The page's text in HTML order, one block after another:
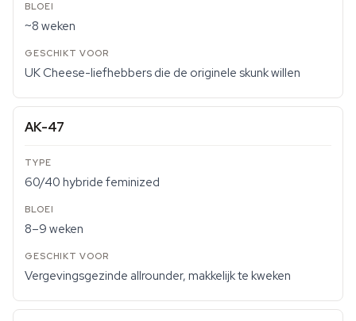
~8 weken
UK Cheese-liefhebbers die de originele skunk willen
AK-47
60/40 hybride feminized
8–9 weken
Vergevingsgezinde allrounder, makkelijk te kweken